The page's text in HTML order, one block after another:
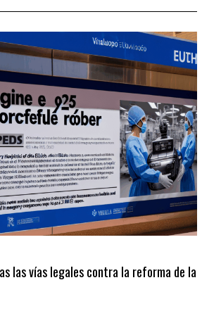
las vías legales contra la reforma de la